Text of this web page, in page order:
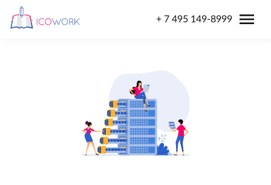
+ 7 495 149-8999 menu